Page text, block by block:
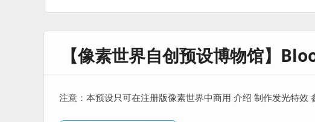
技
【像素世界自创预设博物馆】
注意：本预设只可在注册版像素世界中商用 介绍 制作发光特